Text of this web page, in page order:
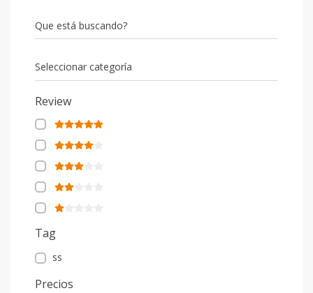
Que está buscando?
Seleccionar categoría
Review
Tag
ss
Precios